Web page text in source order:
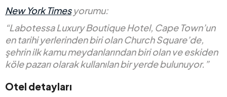
New York Timesyorumu:
“Labotessa Luxury Boutique Hotel, Cape Town’un
en tarihi yerlerinden biri olan Church Square’de,
şehrin ilk kamu meydanlarından biri olan ve eskiden
köle pazarı olarak kullanılan bir yerde bulunuyor.”
Otel detayları